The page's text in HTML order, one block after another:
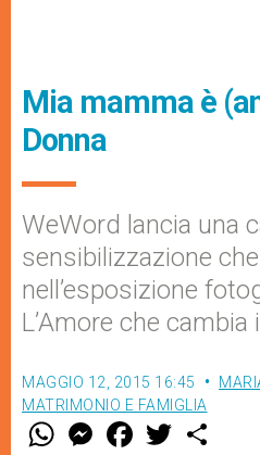
Mia mamma è
Donna
WeWord lancia una
sensibilizzazione
nell’esposizione
L’Amore che cambia
MAGGIO 12, 2015 16:45
MATRIMONIO E FAMIGLIA
W M
e
F
a w